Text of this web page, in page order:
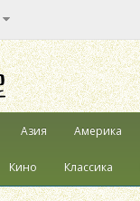
Азия Америка
Кино Классика